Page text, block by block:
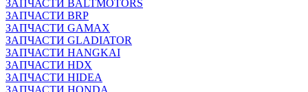
ЗАПЧАСТИ BALTMOTORS
ЗАПЧАСТИ BRP
ЗАПЧАСТИ GAMAX
ЗАПЧАСТИ GLADIATOR
ЗАПЧАСТИ HANGKAI
ЗАПЧАСТИ HDX
ЗАПЧАСТИ HIDEA
ЗАПЧАСТИ HONDA